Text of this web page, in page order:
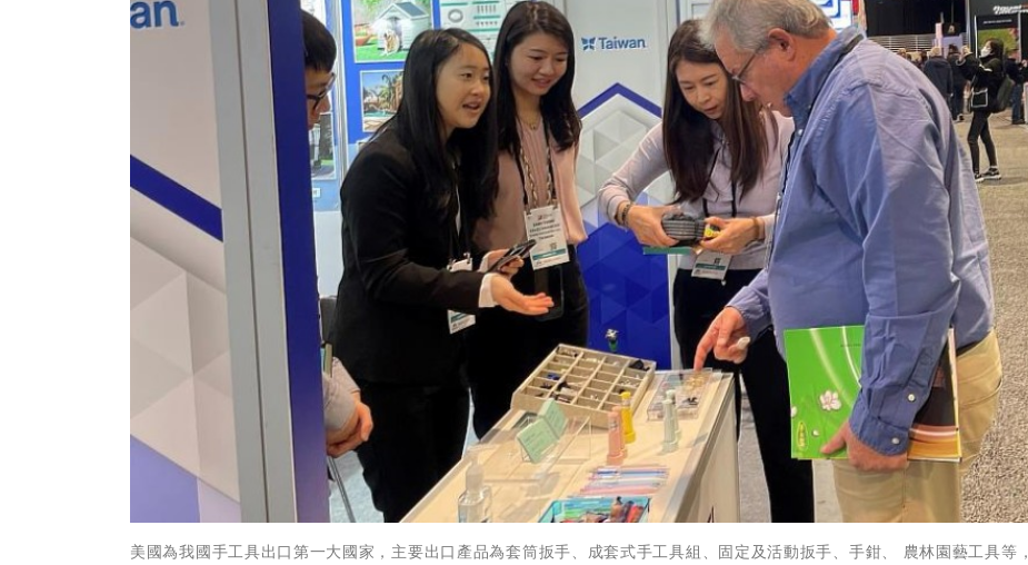
美國為我國手工具出口第一大國家，主要出口產品為套筒扳手、成套式手工具組、固定及活動扳手、手鉗、 農林園藝工具等，